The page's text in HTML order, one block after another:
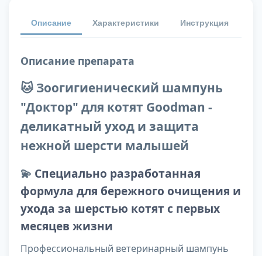
Описание Характеристики Инструкция
Описание препарата
🐱 Зоогигиенический шампунь
"Доктор" для котят Goodman -
деликатный уход и защита
нежной шерсти малышей
💫 Специально разработанная
формула для бережного очищения и
ухода за шерстью котят с первых
месяцев жизни
Профессиональный ветеринарный шампунь